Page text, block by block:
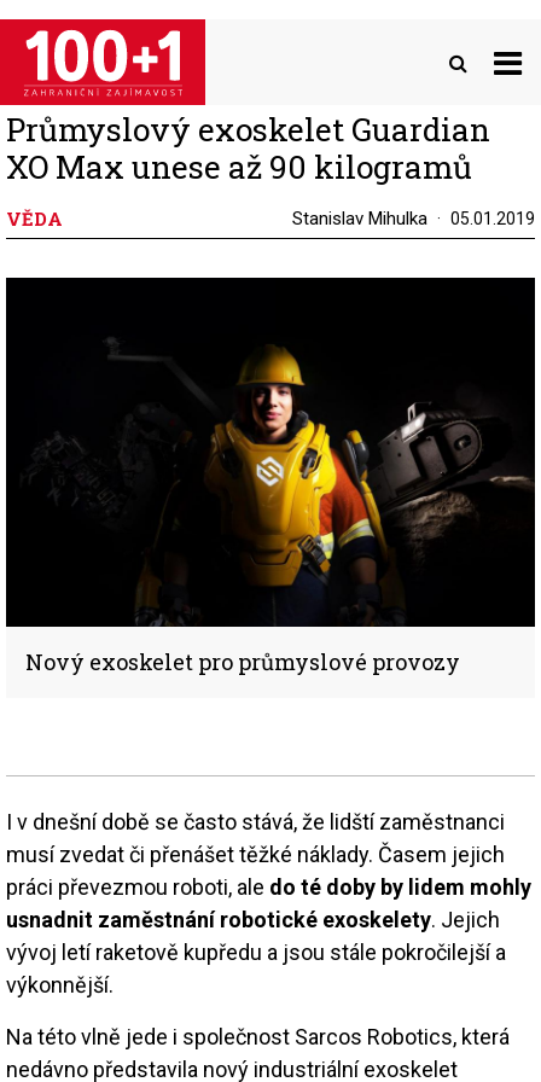
Přejít
hlavnímu
obsahu
Průmyslový exoskelet Guardian
XO Max unese až 90 kilogramů
VĚDA Stanislav Mihulka 05.01.2019
Nový exoskelet pro průmyslové provozy
I v dnešní době se často stává, že lidští zaměstnanci
musí zvedat či přenášet těžké náklady. Časem jejich
práci převezmou roboti, ale do té doby by lidem mohly
usnadnit zaměstnání robotické exoskelety. Jejich
vývoj letí raketově kupředu a jsou stále pokročilejší a
výkonnější.
Na této vlně jede i společnost Sarcos Robotics, která
nedávno představila nový industriální exoskelet